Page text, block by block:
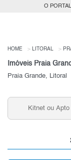
O
HOME LITORAL
Imóveis Praia
Praia Grande, Litoral